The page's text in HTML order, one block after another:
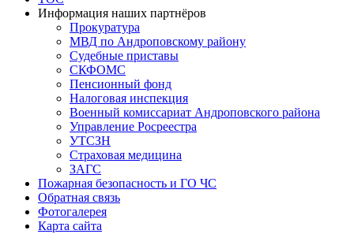
Информация наших партнёров
Прокуратура
МВД по Андроповскому району
Судебные приставы
СКФОМС
Пенсионный фонд
Налоговая инспекция
Военный комиссариат Андроповского района
Управление Росреестра
УТСЗН
Страховая медицина
ЗАГС
Пожарная безопасность и ГО ЧС
Обратная связь
Фотогалерея
Карта сайта